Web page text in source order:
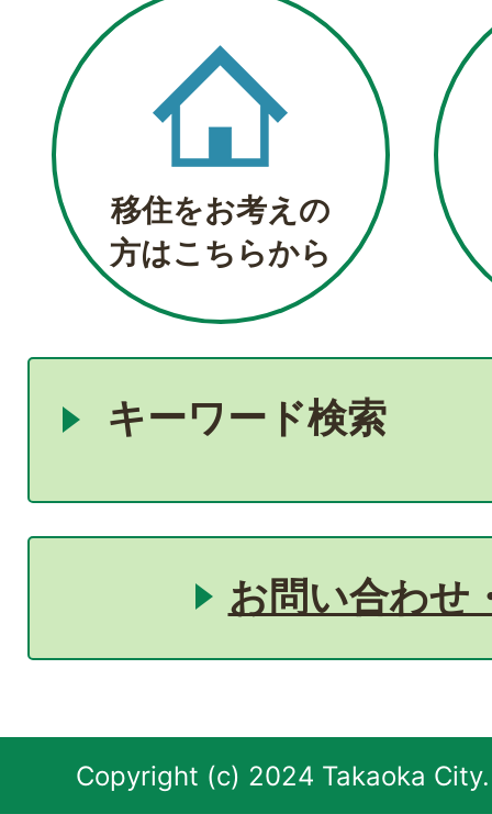
移住をお考えの
方はこちらから
キーワード検索
お問い合わせ
Copyright (c) 2024 Takaoka